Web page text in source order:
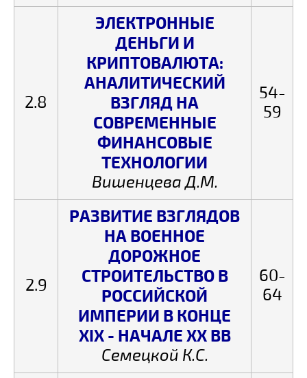
2.8
ЭЛЕКТРОННЫЕ
ДЕНЬГИ И
КРИПТОВАЛЮТА:
АНАЛИТИЧЕСКИЙ
ВЗГЛЯД НА
СОВРЕМЕННЫЕ
ФИНАНСОВЫЕ
ТЕХНОЛОГИИ
Вишенцева Д.М.
54-
59
2.9
РАЗВИТИЕ ВЗГЛЯДОВ
НА ВОЕННОЕ
ДОРОЖНОЕ
СТРОИТЕЛЬСТВО В
РОССИЙСКОЙ
ИМПЕРИИ В КОНЦЕ
XIX - НАЧАЛЕ ХХ ВВ
Семецкой К.С.
60-
64